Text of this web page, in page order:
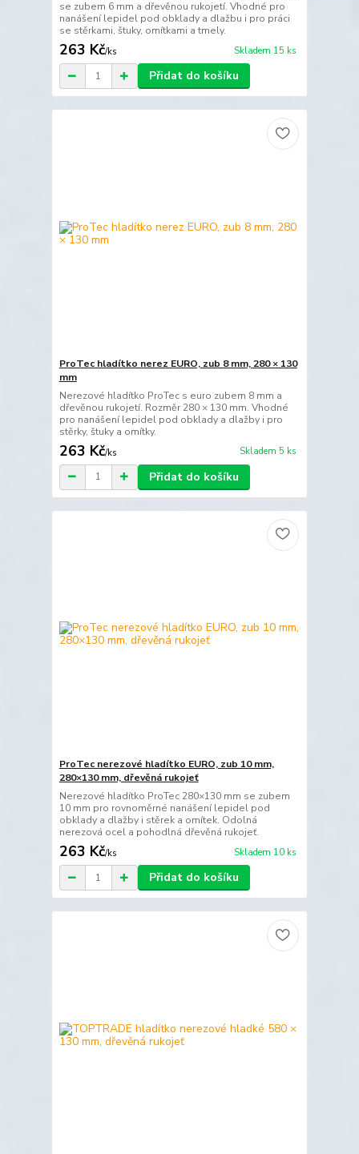
se zubem 6 mm a dřevěnou rukojetí. Vhodné pro
nanášení lepidel pod obklady a dlažbu i pro práci
se stěrkami, štuky, omítkami a tmely.
263 Kč/ks Skladem 15 ks
Přidat do košíku
ProTec hladítko nerez EURO, zub 8 mm, 280 × 130
mm
Nerezové hladítko ProTec s euro zubem 8 mm a
dřevěnou rukojetí. Rozměr 280 × 130 mm. Vhodné
pro nanášení lepidel pod obklady a dlažby i pro
stěrky, štuky a omítky.
263 Kč/ks Skladem 5 ks
Přidat do košíku
ProTec nerezové hladítko EURO, zub 10 mm,
280×130 mm, dřevěná rukojeť
Nerezové hladítko ProTec 280×130 mm se zubem
10 mm pro rovnoměrné nanášení lepidel pod
obklady a dlažby i stěrek a omítek. Odolná
nerezová ocel a pohodlná dřevěná rukojeť.
263 Kč/ks Skladem 10 ks
Přidat do košíku